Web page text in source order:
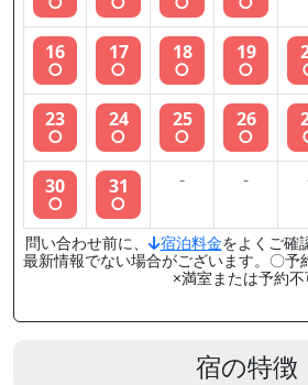
16
○
17
○
18
○
19
○
23
○
24
○
25
○
26
○
30
○
31
○
- -
問い合わせ前に、 宿泊料金をよくご確
最新情報でない場合がございます。〇予
×満室または予約
宿の特徴